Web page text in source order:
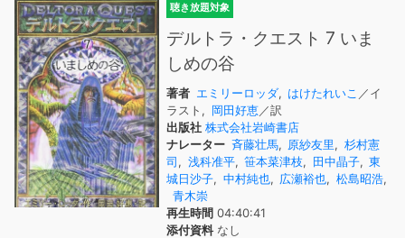
聴き放題対象
デルトラ・クエスト 7 いま
しめの谷
著者 エミリーロッダ, はけたれいこ ／イ
ラスト, 岡田好恵／訳
出版社 株式会社岩崎書店
ナレーター 斉藤壮馬, 原紗友里, 杉村憲
司, 浅科准平, 笹本菜津枝, 田中晶子, 東
城日沙子, 中村純也, 広瀬裕也, 松島昭浩,
青木崇
再生時間 04:40:41
添付資料なし